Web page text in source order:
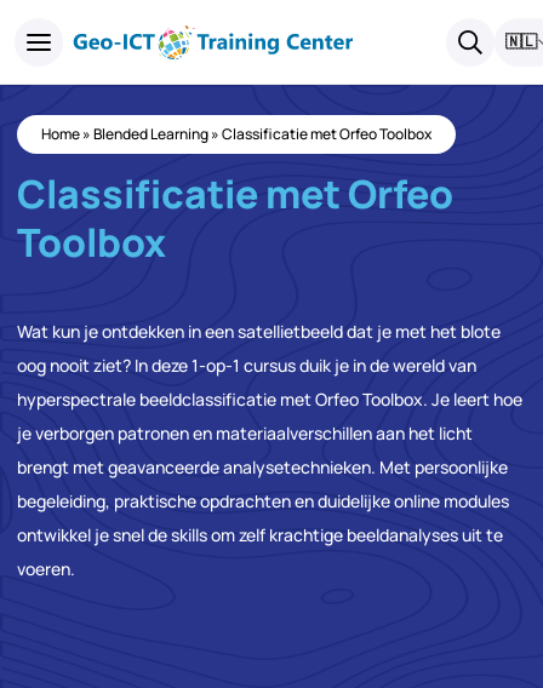
🇳🇱
Home»Blended Learning»Classificatie met Orfeo Toolbox
Classificatie met Orfeo
Toolbox
Wat kun je ontdekken in een satellietbeeld dat je met het blote
oog nooit ziet? In deze 1-op-1 cursus duik je in de wereld van
hyperspectrale beeldclassificatie met Orfeo Toolbox. Je leert hoe
je verborgen patronen en materiaalverschillen aan het licht
brengt met geavanceerde analysetechnieken. Met persoonlijke
begeleiding, praktische opdrachten en duidelijke online modules
ontwikkel je snel de skills om zelf krachtige beeldanalyses uit te
voeren.